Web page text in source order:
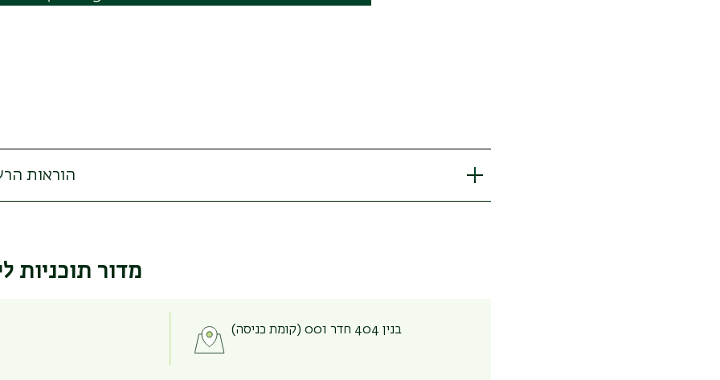
הוראות
הוראות
הוראות
מדור תוכניות
בנין 404 חדר 001 (קומת כניסה)